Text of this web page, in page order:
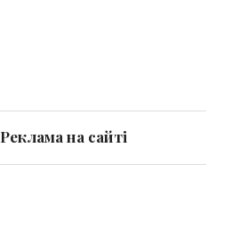
Реклама на сайті